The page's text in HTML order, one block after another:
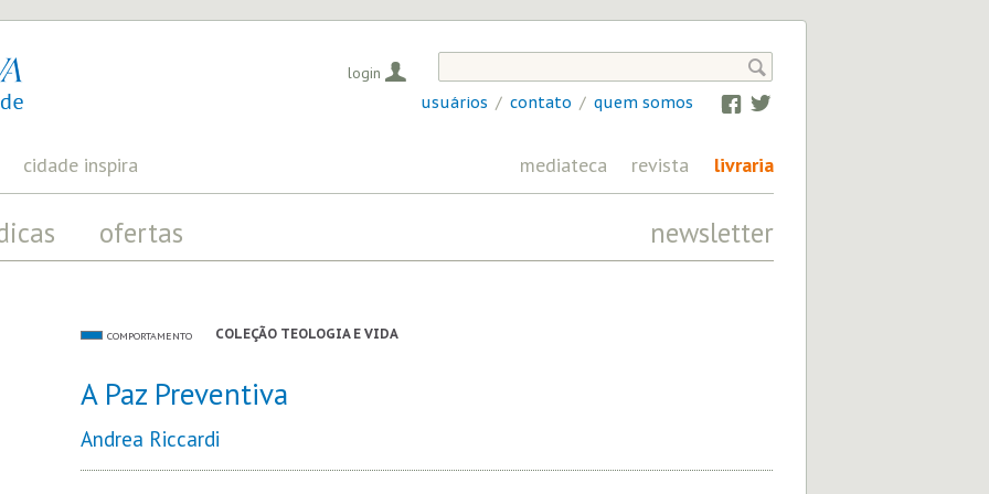
cidade inspira mediateca revista livraria
ofertas newsletter

login
usuários / contato / quem somos Facebook
Twitter
COMPORTAMENTO COLEÇÃO TEOLOGIA E VIDA
A Paz Preventiva
Andrea Riccardi